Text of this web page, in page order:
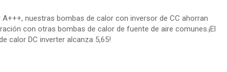
A+++, nuestras bombas de calor con inversor de CC ahorran
con otras bombas de calor de fuente de aire comunes.¡El
calor DC inverter alcanza 5,65!